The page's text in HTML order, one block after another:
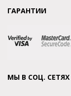
ГАРАНТИИ
МЫ В СОЦ. СЕТЯХ